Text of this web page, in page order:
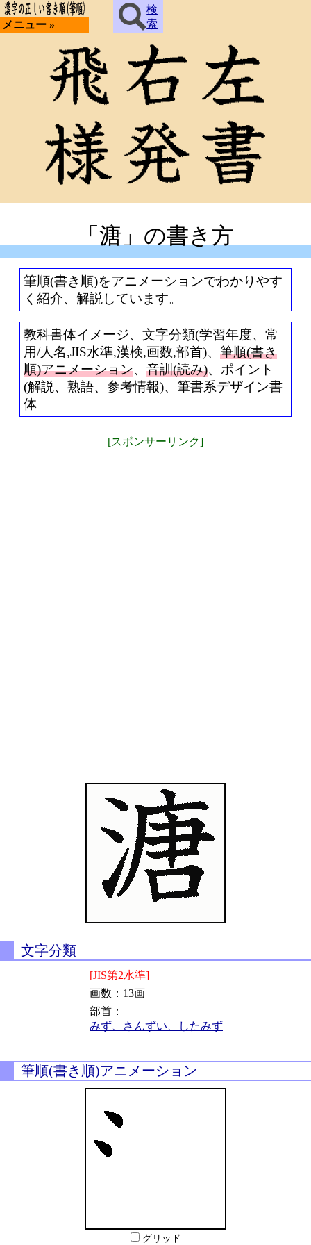
メニュー »
検
索
「溏」の書き方
筆順(書き順)をアニメーションでわかりやす
く紹介、解説しています。
教科書体イメージ、文字分類(学習年度、常
用/人名,JIS水準,漢検,画数,部首)、 筆順(書き
順)アニメーション、 音訓(読み)、ポイント
(解説、熟語、参考情報)、筆書系デザイン書
体
[スポンサーリンク]
文字分類
[JIS第2水準]
画数：13画
部首：
みず、さんずい、したみず
筆順(書き順)アニメーション
グリッド